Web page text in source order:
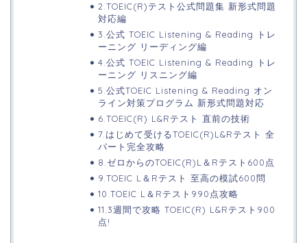
2.TOEIC(R)テスト公式問題集 新形式問題
対応編
3.公式 TOEIC Listening & Reading トレ
ーニング リーディング編
4.公式 TOEIC Listening & Reading トレ
ーニング リスニング編
5.公式TOEIC Listening & Reading オン
ライン対策プログラム 新形式問題対応
6.TOEIC(R) L&Rテスト 直前の技術
7.はじめて受けるTOEIC(R)L&Rテスト 全
パート完全攻略
8.ゼロからのTOEIC(R)L＆Rテスト600点
9.TOEIC L＆Rテスト 至高の模試600問
10.TOEIC L＆Rテスト990点攻略
11.3週間で攻略 TOEIC(R) L&Rテスト900
点!